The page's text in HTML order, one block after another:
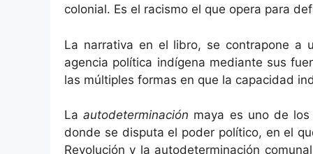
colonial. Es el racismo el que opera para
La narrativa en el libro, se contrapone a
agencia política indígena mediante sus
las múltiples formas en que la capacidad
Laautodeterminación maya es uno de
donde se disputa el poder político, en el
Revolución y la autodeterminación